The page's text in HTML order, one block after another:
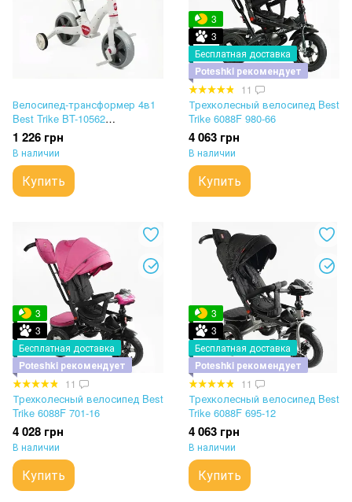
Велосипед-трансформер 4в1
Best Trike BT-10562
(родительская ручка, фара,
музыка)
1 226 грн
В наличии
Купить
3
3
Бесплатная доставка
Poteshki рекомендует
11
Трехколесный велосипед Best
Trike 6088F 980-66
4 063 грн
В наличии
Купить
3
3
Бесплатная доставка
Poteshki рекомендует
11
Трехколесный велосипед Best
Trike 6088F 701-16
4 028 грн
В наличии
Купить
3
3
Бесплатная доставка
Poteshki рекомендует
11
Трехколесный велосипед Best
Trike 6088F 695-12
4 063 грн
В наличии
Купить